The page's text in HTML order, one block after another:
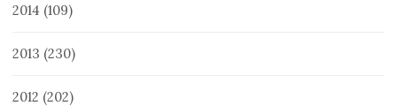
2014 (109)
2013 (230)
2012 (202)